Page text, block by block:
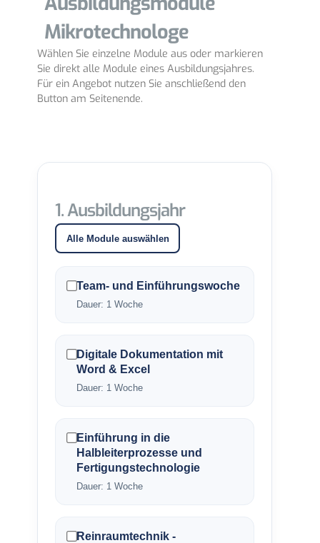
Mikrotechnologe
Wählen Sie einzelne Module aus oder markieren
Sie direkt alle Module eines Ausbildungsjahres.
Für ein Angebot nutzen Sie anschließend den
Button am Seitenende.
1. Ausbildungsjahr
Alle Module auswählen
Team- und Einführungswoche
Dauer: 1 Woche
Digitale Dokumentation mit
Word & Excel
Dauer: 1 Woche
Einführung in die
Halbleiterprozesse und
Fertigungstechnologie
Dauer: 1 Woche
Reinraumtechnik -